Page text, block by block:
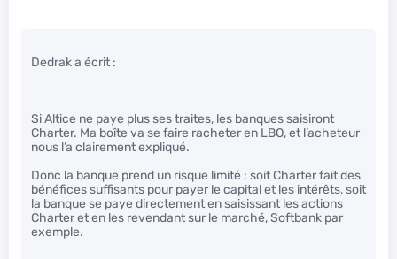
Dedrak a écrit :
Si Altice ne paye plus ses traites, les banques saisiront
Charter. Ma boîte va se faire racheter en LBO, et l’acheteur
nous l’a clairement expliqué.
Donc la banque prend un risque limité : soit Charter fait des
bénéfices suffisants pour payer le capital et les intérêts, soit
la banque se paye directement en saisissant les actions
Charter et en les revendant sur le marché, Softbank par
exemple.